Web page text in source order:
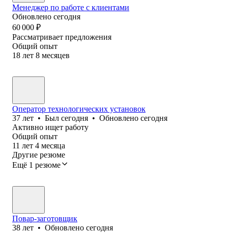
Менеджер по работе с клиентами
Обновлено сегодня
60 000 ₽
Рассматривает предложения
Общий опыт
18 лет 8 месяцев
Оператор технологических установок
37 лет • Был сегодня • Обновлено сегодня
Активно ищет работу
Общий опыт
11 лет 4 месяца
Другие резюме
Ещё 1 резюме
Повар-заготовщик
38 лет • Обновлено сегодня